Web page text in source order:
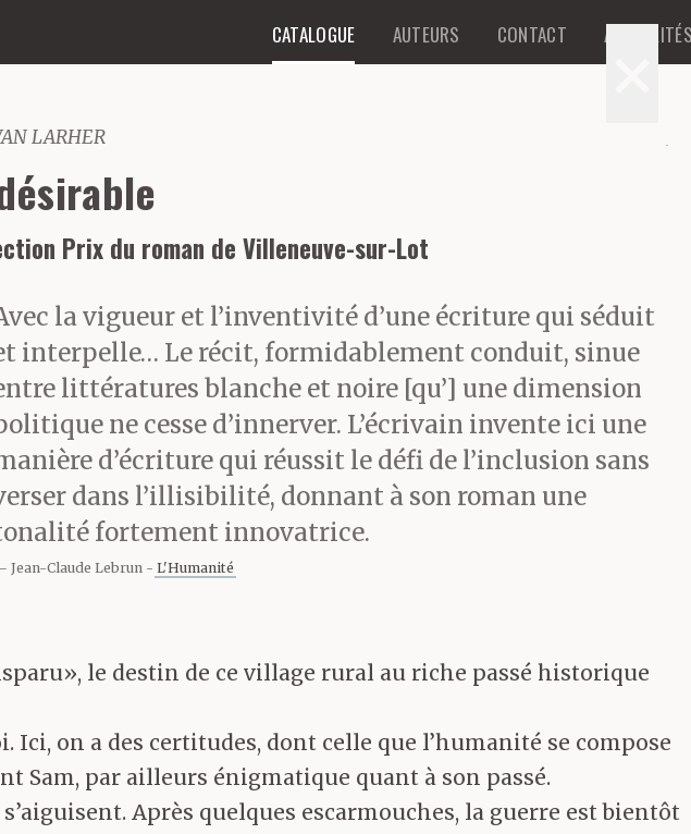
CATALOGUE AUTEURS CONTACT
LARHER
Prix du roman de Villeneuve-sur-Lot
la vigueur et l’inventivité d’une écriture qui séduit
interpelle… Le récit, formidablement conduit, sinue
littératures blanche et noire [qu’] une dimension
ne cesse d’innerver. L’écrivain invente ici une
d’écriture qui réussit le défi de l’inclusion sans
dans l’illisibilité, donnant à son roman une
fortement innovatrice.
Jean-Claude Lebrun L'Humanité
le destin de ce village rural au riche passé historique
on a des certitudes, dont celle que l’humanité se compose
Sam, par ailleurs énigmatique quant à son passé.
Après quelques escarmouches, la guerre est bientôt